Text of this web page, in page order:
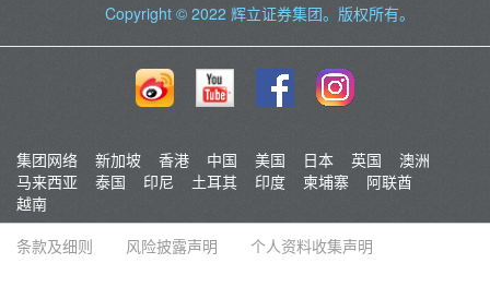
Copyright © 2022 辉立证券集团。版权所有。
集团网络 新加坡 香港 中国 美国 日本 英国
澳洲
马来西亚
泰国 印尼 土耳其 印度 柬埔寨
阿联酋
越南
条款及细则
风险披露声明 个人资料收集声明